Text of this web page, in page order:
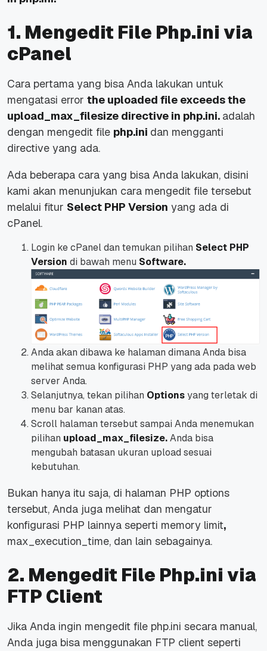
1. Mengedit File Php.ini via
cPanel
Cara pertama yang bisa Anda lakukan untuk
mengatasi error the uploaded file exceeds the
upload_max_filesize directive in php.ini. adalah
dengan mengedit file php.ini dan mengganti
directive yang ada.
Ada beberapa cara yang bisa Anda lakukan, disini
kami akan menunjukan cara mengedit file tersebut
melalui fitur Select PHP Version yang ada di
cPanel.
Login ke cPanel dan temukan pilihan Select PHP
Version di bawah menu Software.
Anda akan dibawa ke halaman dimana Anda bisa
melihat semua konfigurasi PHP yang ada pada web
server Anda.
Selanjutnya, tekan pilihan Options yang terletak di
menu bar kanan atas.
Scroll halaman tersebut sampai Anda menemukan
pilihan upload_max_filesize.Anda bisa
mengubah batasan ukuran upload sesuai
kebutuhan.
Bukan hanya itu saja, di halaman PHP options
tersebut, Anda juga melihat dan mengatur
konfigurasi PHP lainnya seperti memory limit,
max_execution_time, dan lain sebagainya.
2. Mengedit File Php.ini via
FTP Client
Jika Anda ingin mengedit file php.ini secara manual,
Anda juga bisa menggunakan FTP client seperti